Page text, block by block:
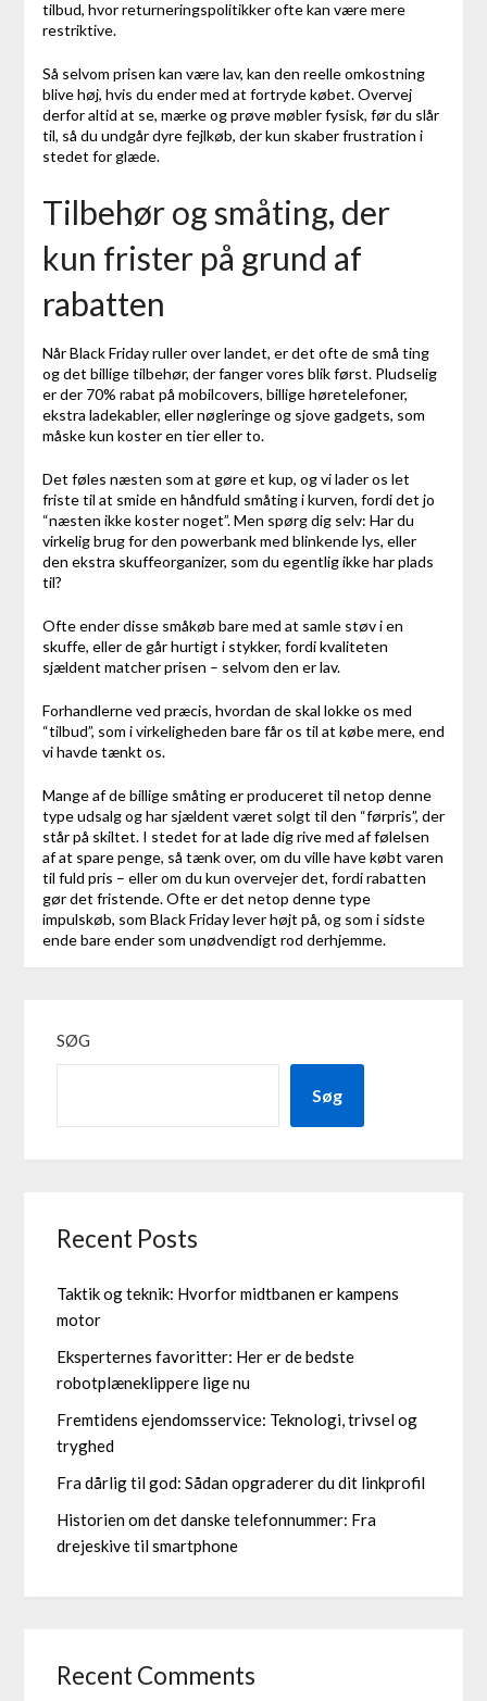
tilbud, hvor returneringspolitikker ofte kan være mere
restriktive.
Så selvom prisen kan være lav, kan den reelle omkostning
blive høj, hvis du ender med at fortryde købet. Overvej
derfor altid at se, mærke og prøve møbler fysisk, før du slår
til, så du undgår dyre fejlkøb, der kun skaber frustration i
stedet for glæde.
Tilbehør og småting, der
kun frister på grund af
rabatten
Når Black Friday ruller over landet, er det ofte de små ting
og det billige tilbehør, der fanger vores blik først. Pludselig
er der 70% rabat på mobilcovers, billige høretelefoner,
ekstra ladekabler, eller nøgleringe og sjove gadgets, som
måske kun koster en tier eller to.
Det føles næsten som at gøre et kup, og vi lader os let
friste til at smide en håndfuld småting i kurven, fordi det jo
“næsten ikke koster noget”. Men spørg dig selv: Har du
virkelig brug for den powerbank med blinkende lys, eller
den ekstra skuffeorganizer, som du egentlig ikke har plads
til?
Ofte ender disse småkøb bare med at samle støv i en
skuffe, eller de går hurtigt i stykker, fordi kvaliteten
sjældent matcher prisen – selvom den er lav.
Forhandlerne ved præcis, hvordan de skal lokke os med
“tilbud”, som i virkeligheden bare får os til at købe mere, end
vi havde tænkt os.
Mange af de billige småting er produceret til netop denne
type udsalg og har sjældent været solgt til den “førpris”, der
står på skiltet. I stedet for at lade dig rive med af følelsen
af at spare penge, så tænk over, om du ville have købt varen
til fuld pris – eller om du kun overvejer det, fordi rabatten
gør det fristende. Ofte er det netop denne type
impulskøb, som Black Friday lever højt på, og som i sidste
ende bare ender som unødvendigt rod derhjemme.
SØG
Søg
Recent Posts
Taktik og teknik: Hvorfor midtbanen er kampens
motor
Eksperternes favoritter: Her er de bedste
robotplæneklippere lige nu
Fremtidens ejendomsservice: Teknologi, trivsel og
tryghed
Fra dårlig til god: Sådan opgraderer du dit linkprofil
Historien om det danske telefonnummer: Fra
drejeskive til smartphone
Recent Comments